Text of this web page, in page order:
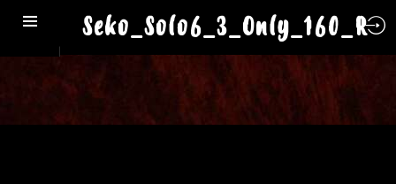
Seko_Solo6_3_Only_160_R